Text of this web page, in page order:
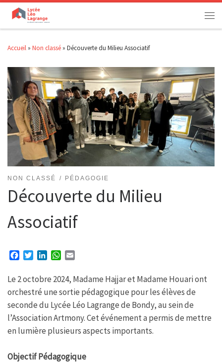
Passer au contenu
Accueil » Non classé » Découverte du Milieu Associatif
NON CLASSÉ PÉDAGOGIE
Découverte du Milieu
Associatif
c
e
b
o
o
k
i
t
t
e
r
n
k
e
d
I
W
a
t
s
A
p
p
a
l
Le 2 octobre 2024, Madame Hajjar et Madame Houari ont
orchestré une sortie pédagogique pour les élèves de
seconde du Lycée Léo Lagrange de Bondy, au sein de
l’Association Artmony. Cet événement a permis de mettre
en lumière plusieurs aspects importants.
Objectif Pédagogique